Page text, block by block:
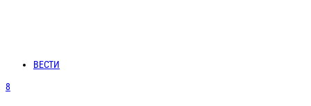
ВЕСТИ
8